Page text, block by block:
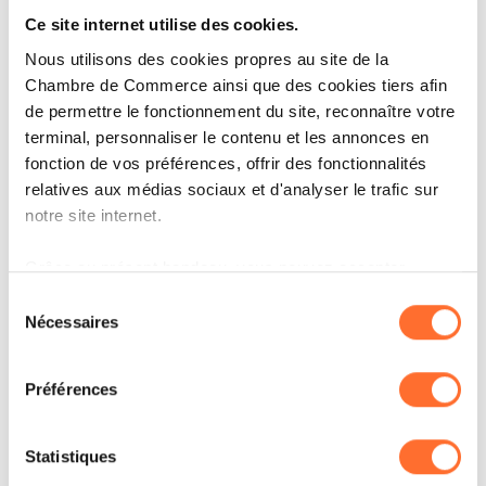
Ce site internet utilise des cookies.
Nous utilisons des cookies propres au site de la
Chambre de Commerce ainsi que des cookies tiers afin
de permettre le fonctionnement du site, reconnaître votre
terminal, personnaliser le contenu et les annonces en
fonction de vos préférences, offrir des fonctionnalités
relatives aux médias sociaux et d'analyser le trafic sur
notre site internet.
Grâce au présent bandeau, vous pouvez accepter,
à l’exception des cookies strictement nécessaires au
fonctionnement du site. Une description des différents
cookies est accessible sous l’onglet « Détails » ci-
dessus.
Il est précisé que la navigation sur le site et certaines
fonctionnalités (ex : lecture de vidéos, partage sur les
Nécessaires
Préférences
Statistiques
CORPORATE NEWS
APEX GROUP SUPPORTS THE
RESONANCE HOUSING
PATHWAYS FUND WITH
DEPOSITARY SERVICES